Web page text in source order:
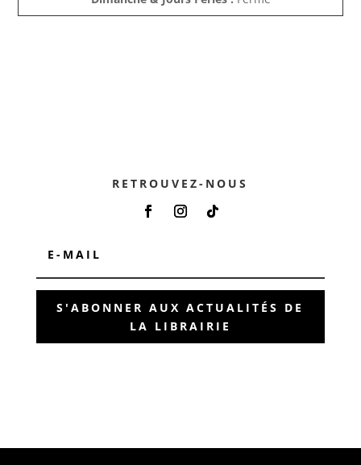
RETROUVEZ-NOUS
S'ABONNER AUX ACTUALITÉS DE
LA LIBRAIRIE